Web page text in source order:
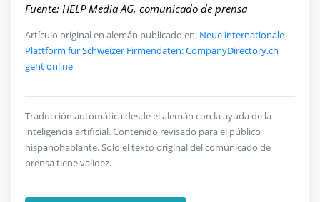
Fuente: HELP Media AG, comunicado de prensa
Artículo original en alemán publicado en: Neue internationale
Plattform für Schweizer Firmendaten: CompanyDirectory.ch
geht online
Traducción automática desde el alemán con la ayuda de la
inteligencia artificial. Contenido revisado para el público
hispanohablante. Solo el texto original del comunicado de
prensa tiene validez.